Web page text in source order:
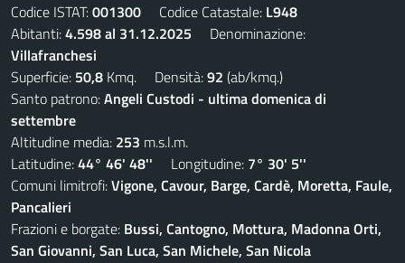
Codice ISTAT:001300 Codice Catastale: L948
Abitanti:4.598 al 31.12.2025 Denominazione:
Villafranchesi
Superficie: 50,8 Kmq. Densità:92 (ab/kmq.)
Santo patrono:Angeli Custodi - ultima domenica di
settembre
Altitudine media: 253 m.s.l.m.
Latitudine:44° 46' 48'' Longitudine: 7° 30' 5''
Comuni limitrofi:Vigone, Cavour, Barge, Cardè, Moretta, Faule,
Pancalieri
Frazioni e borgate: Bussi, Cantogno, Mottura, Madonna Orti,
San Giovanni, San Luca, San Michele, San Nicola